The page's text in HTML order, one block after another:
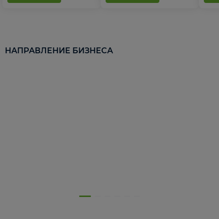
НАПРАВЛЕНИЕ БИЗНЕСА